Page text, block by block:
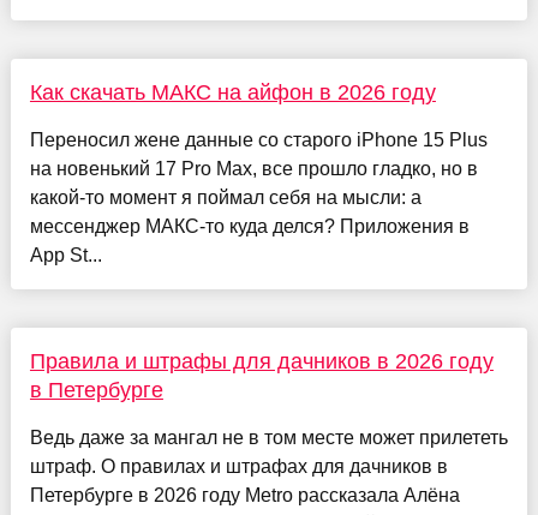
Как скачать МАКС на айфон в 2026 году
Переносил жене данные со старого iPhone 15 Plus
на новенький 17 Pro Max, все прошло гладко, но в
какой-то момент я поймал себя на мысли: а
мессенджер МАКС-то куда делся? Приложения в
App St...
Правила и штрафы для дачников в 2026 году
в Петербурге
Ведь даже за мангал не в том месте может прилететь
штраф. О правилах и штрафах для дачников в
Петербурге в 2026 году Metro рассказала Алёна